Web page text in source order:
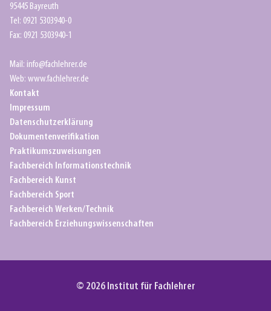
95445 Bayreuth
Tel: 0921 5303940-0
Fax: 0921 5303940-1
Mail: info@fachlehrer.de
Web: www.fachlehrer.de
Kontakt
Impressum
Datenschutzerklärung
Dokumentenverifikation
Praktikumszuweisungen
Fachbereich Informationstechnik
Fachbereich Kunst
Fachbereich Sport
Fachbereich Werken/Technik
Fachbereich Erziehungswissenschaften
© 2026 Institut für Fachlehrer